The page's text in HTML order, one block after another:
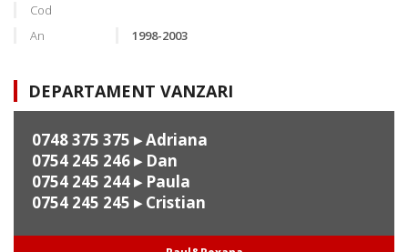
Cod
An
1998-2003
DEPARTAMENT VANZARI
0748 375 375 ▸ Adriana
0754 245 246▸ Dan
0754 245 244▸ Paula
0754 245 245 ▸ Cristian